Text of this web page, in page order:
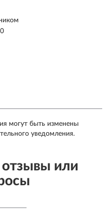
могут быть изменены
уведомления.
или